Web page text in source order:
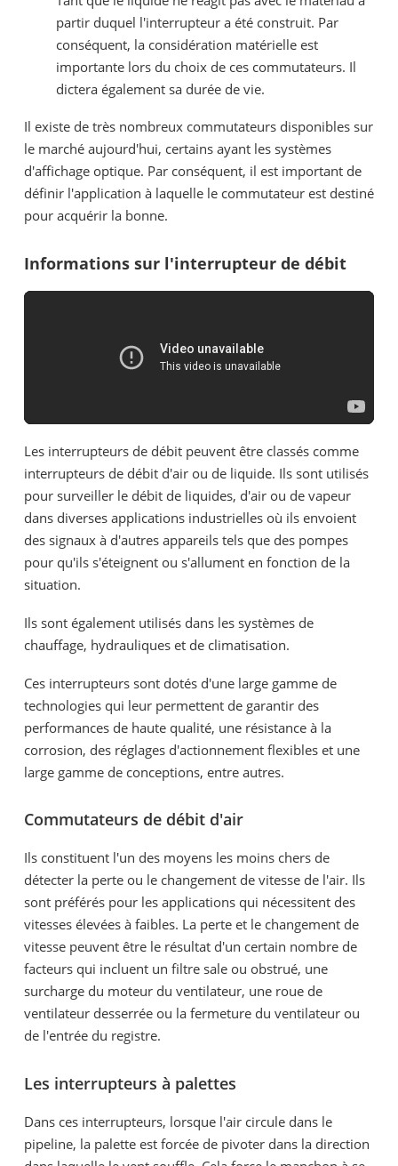
partir duquel l'interrupteur a été construit. Par
conséquent, la considération matérielle est
importante lors du choix de ces commutateurs. Il
dictera également sa durée de vie.
Il existe de très nombreux commutateurs disponibles sur
le marché aujourd'hui, certains ayant les systèmes
d'affichage optique. Par conséquent, il est important de
définir l'application à laquelle le commutateur est destiné
pour acquérir la bonne.
Informations sur l'interrupteur de débit
Les interrupteurs de débit peuvent être classés comme
interrupteurs de débit d'air ou de liquide. Ils sont utilisés
pour surveiller le débit de liquides, d'air ou de vapeur
dans diverses applications industrielles où ils envoient
des signaux à d'autres appareils tels que des pompes
pour qu'ils s'éteignent ou s'allument en fonction de la
situation.
Ils sont également utilisés dans les systèmes de
chauffage, hydrauliques et de climatisation.
Ces interrupteurs sont dotés d'une large gamme de
technologies qui leur permettent de garantir des
performances de haute qualité, une résistance à la
corrosion, des réglages d'actionnement flexibles et une
large gamme de conceptions, entre autres.
Commutateurs de débit d'air
Ils constituent l'un des moyens les moins chers de
détecter la perte ou le changement de vitesse de l'air. Ils
sont préférés pour les applications qui nécessitent des
vitesses élevées à faibles. La perte et le changement de
vitesse peuvent être le résultat d'un certain nombre de
facteurs qui incluent un filtre sale ou obstrué, une
surcharge du moteur du ventilateur, une roue de
ventilateur desserrée ou la fermeture du ventilateur ou
de l'entrée du registre.
Les interrupteurs à palettes
Dans ces interrupteurs, lorsque l'air circule dans le
pipeline, la palette est forcée de pivoter dans la direction